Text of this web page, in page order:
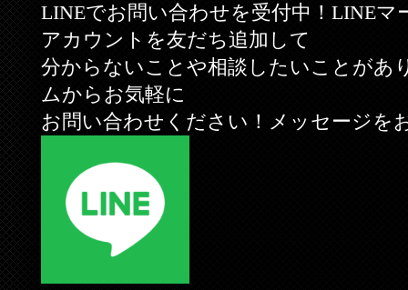
LINEでお問い合わせを受付中！LINEマ
アカウントを友だち追加して
分からないことや相談したいことがあ
ムからお気軽に
お問い合わせください！メッセージを